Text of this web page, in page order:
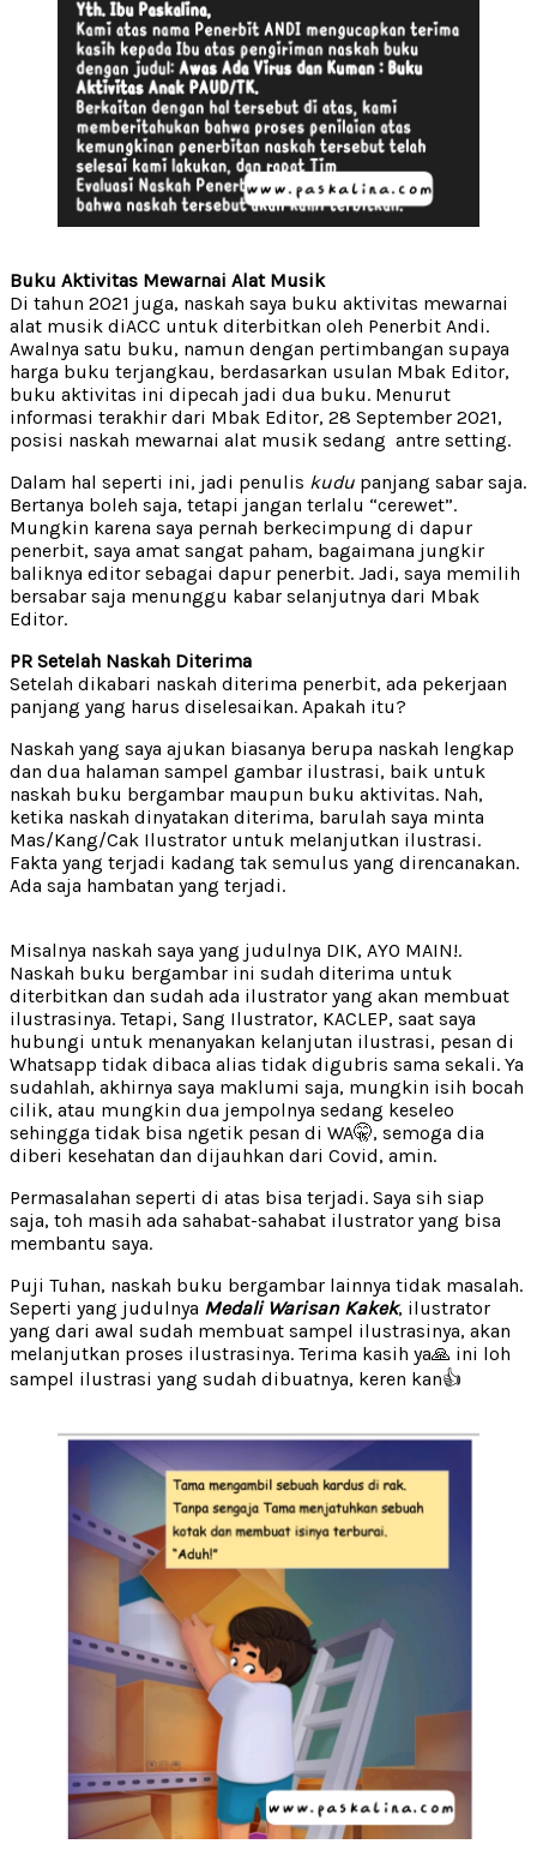
Buku Aktivitas Mewarnai Alat Musik
Di tahun 2021 juga, naskah saya buku aktivitas mewarnai
alat musik diACC untuk diterbitkan oleh Penerbit Andi.
Awalnya satu buku, namun dengan pertimbangan supaya
harga buku terjangkau, berdasarkan usulan Mbak Editor,
buku aktivitas ini dipecah jadi dua buku. Menurut
informasi terakhir dari Mbak Editor, 28 September 2021,
posisi naskah mewarnai alat musik sedang antre setting.
Dalam hal seperti ini, jadi penulis kudu panjang sabar saja.
Bertanya boleh saja, tetapi jangan terlalu “cerewet”.
Mungkin karena saya pernah berkecimpung di dapur
penerbit, saya amat sangat paham, bagaimana jungkir
baliknya editor sebagai dapur penerbit. Jadi, saya memilih
bersabar saja menunggu kabar selanjutnya dari Mbak
Editor.
PR Setelah Naskah Diterima
Setelah dikabari naskah diterima penerbit, ada pekerjaan
panjang yang harus diselesaikan. Apakah itu?
Naskah yang saya ajukan biasanya berupa naskah lengkap
dan dua halaman sampel gambar ilustrasi, baik untuk
naskah buku bergambar maupun buku aktivitas. Nah,
ketika naskah dinyatakan diterima, barulah saya minta
Mas/Kang/Cak Ilustrator untuk melanjutkan ilustrasi.
Fakta yang terjadi kadang tak semulus yang direncanakan.
Ada saja hambatan yang terjadi.
Misalnya naskah saya yang judulnya DIK, AYO MAIN!.
Naskah buku bergambar ini sudah diterima untuk
diterbitkan dan sudah ada ilustrator yang akan membuat
ilustrasinya. Tetapi, Sang Ilustrator, KACLEP, saat saya
hubungi untuk menanyakan kelanjutan ilustrasi, pesan di
Whatsapp tidak dibaca alias tidak digubris sama sekali. Ya
sudahlah, akhirnya saya maklumi saja, mungkin isih bocah
cilik, atau mungkin dua jempolnya sedang keseleo
sehingga tidak bisa ngetik pesan di WA🤫, semoga dia
diberi kesehatan dan dijauhkan dari Covid, amin.
Permasalahan seperti di atas bisa terjadi. Saya sih siap
saja, toh masih ada sahabat-sahabat ilustrator yang bisa
membantu saya.
Puji Tuhan, naskah buku bergambar lainnya tidak masalah.
Seperti yang judulnya Medali Warisan Kakek, ilustrator
yang dari awal sudah membuat sampel ilustrasinya, akan
melanjutkan proses ilustrasinya. Terima kasih ya🙏 ini loh
sampel ilustrasi yang sudah dibuatnya, keren kan👍